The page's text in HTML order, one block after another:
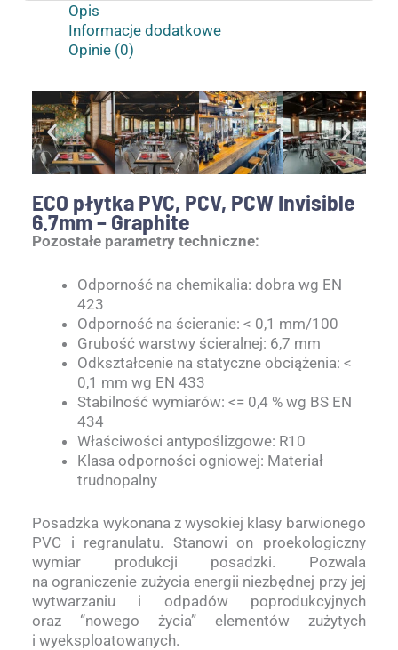
Opis
Informacje dodatkowe
Opinie (0)
ECO płytka PVC, PCV, PCW Invisible
6.7mm – Graphite
Pozostałe parametry techniczne:
Odporność na chemikalia: dobra wg EN
423
Odporność na ścieranie: < 0,1 mm/100
Grubość warstwy ścieralnej: 6,7 mm
Odkształcenie na statyczne obciążenia: <
0,1 mm wg EN 433
Stabilność wymiarów: <= 0,4 % wg BS EN
434
Właściwości antypoślizgowe: R10
Klasa odporności ogniowej: Materiał
trudnopalny
Posadzka wykonana z wysokiej klasy barwionego
PVC i regranulatu. Stanowi on proekologiczny
wymiar produkcji posadzki. Pozwala
na ograniczenie zużycia energii niezbędnej przy jej
wytwarzaniu i odpadów poprodukcyjnych
oraz “nowego życia” elementów zużytych
i wyeksploatowanych.